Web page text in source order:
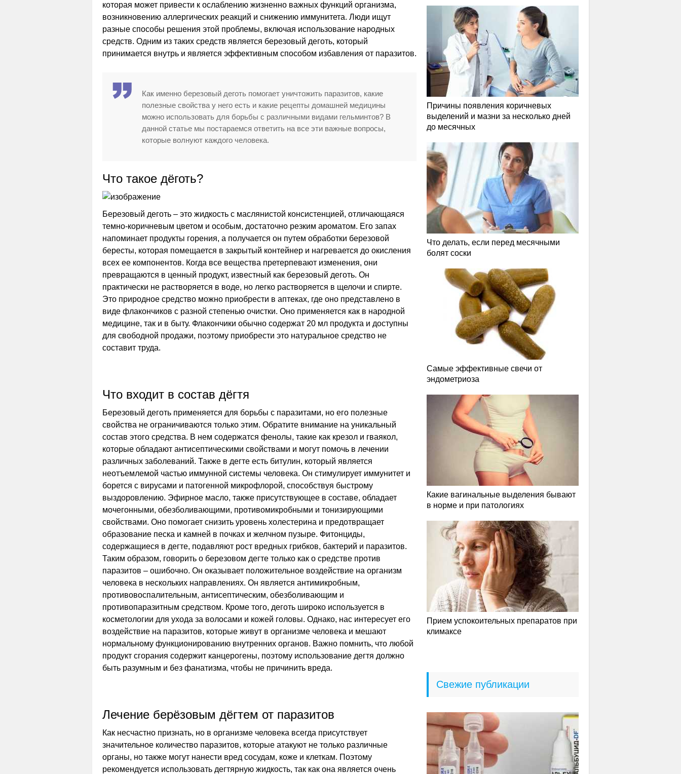
которая может привести к ослаблению жизненно важных функций организма,
возникновению аллергических реакций и снижению иммунитета. Люди ищут
разные способы решения этой проблемы, включая использование народных
средств. Одним из таких средств является березовый деготь, который
принимается внутрь и является эффективным способом избавления от паразитов.
Как именно березовый деготь помогает уничтожить паразитов, какие
полезные свойства у него есть и какие рецепты домашней медицины
можно использовать для борьбы с различными видами гельминтов? В
данной статье мы постараемся ответить на все эти важные вопросы,
которые волнуют каждого человека.
Что такое дёготь?
Березовый деготь – это жидкость с маслянистой консистенцией, отличающаяся
темно-коричневым цветом и особым, достаточно резким ароматом. Его запах
напоминает продукты горения, а получается он путем обработки березовой
бересты, которая помещается в закрытый контейнер и нагревается до окисления
всех ее компонентов. Когда все вещества претерпевают изменения, они
превращаются в ценный продукт, известный как березовый деготь. Он
практически не растворяется в воде, но легко растворяется в щелочи и спирте.
Это природное средство можно приобрести в аптеках, где оно представлено в
виде флакончиков с разной степенью очистки. Оно применяется как в народной
медицине, так и в быту. Флакончики обычно содержат 20 мл продукта и доступны
для свободной продажи, поэтому приобрести это натуральное средство не
составит труда.
Что входит в состав дёгтя
Березовый деготь применяется для борьбы с паразитами, но его полезные
свойства не ограничиваются только этим. Обратите внимание на уникальный
состав этого средства. В нем содержатся фенолы, такие как крезол и гваякол,
которые обладают антисептическими свойствами и могут помочь в лечении
различных заболеваний. Также в дегте есть битулин, который является
неотъемлемой частью иммунной системы человека. Он стимулирует иммунитет и
борется с вирусами и патогенной микрофлорой, способствуя быстрому
выздоровлению. Эфирное масло, также присутствующее в составе, обладает
мочегонными, обезболивающими, противомикробными и тонизирующими
свойствами. Оно помогает снизить уровень холестерина и предотвращает
образование песка и камней в почках и желчном пузыре. Фитонциды,
содержащиеся в дегте, подавляют рост вредных грибков, бактерий и паразитов.
Таким образом, говорить о березовом дегте только как о средстве против
паразитов – ошибочно. Он оказывает положительное воздействие на организм
человека в нескольких направлениях. Он является антимикробным,
противовоспалительным, антисептическим, обезболивающим и
противопаразитным средством. Кроме того, деготь широко используется в
косметологии для ухода за волосами и кожей головы. Однако, нас интересует его
воздействие на паразитов, которые живут в организме человека и мешают
нормальному функционированию внутренних органов. Важно помнить, что любой
продукт сгорания содержит канцерогены, поэтому использование дегтя должно
быть разумным и без фанатизма, чтобы не причинить вреда.
Лечение берёзовым дёгтем от паразитов
Как несчастно признать, но в организме человека всегда присутствует
значительное количество паразитов, которые атакуют не только различные
органы, но также могут нанести вред сосудам, коже и клеткам. Поэтому
рекомендуется использовать дегтярную жидкость, так как она является очень
Причины появления коричневых
выделений и мазни за несколько дней
до месячных
Что делать, если перед месячными
болят соски
Самые эффективные свечи от
эндометриоза
Какие вагинальные выделения бывают
в норме и при патологиях
Прием успокоительных препаратов при
климаксе
Свежие публикации